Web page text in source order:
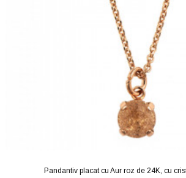
Pandantiv placat cu Aur roz de 24K, cu